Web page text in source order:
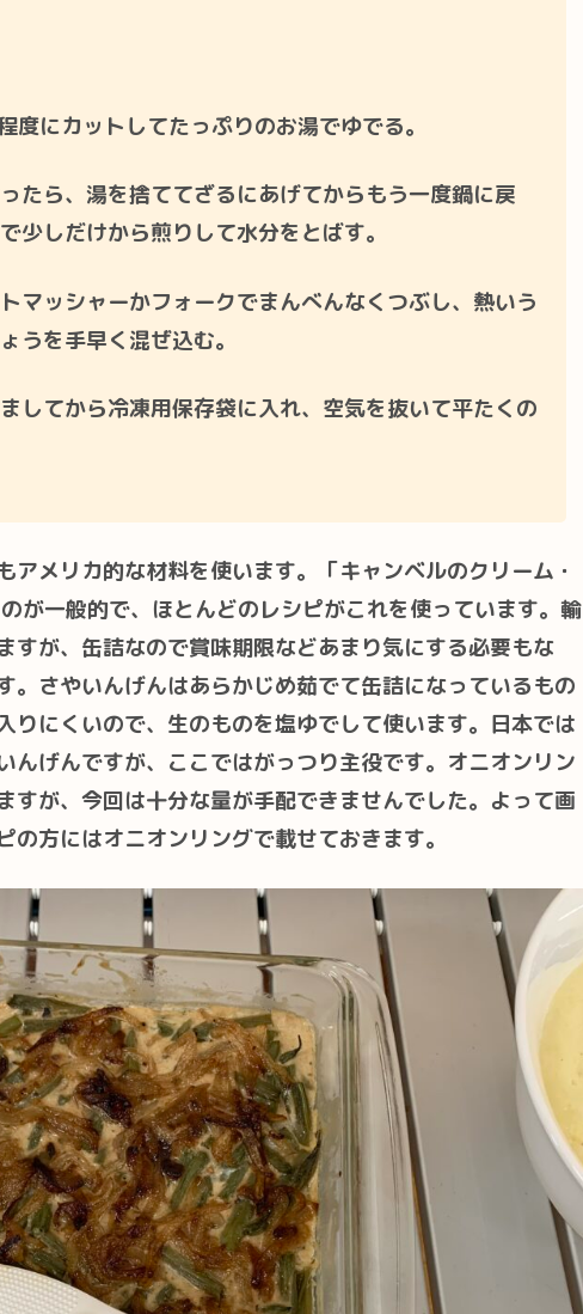
にカットしてたっぷりのお湯でゆでる。
ら、湯を捨ててざるにあげてからもう一度鍋に戻
少しだけから煎りして水分をとばす。
ッシャーかフォークでまんべんなくつぶし、熱いう
うを手早く混ぜ込む。
てから冷凍用保存袋に入れ、空気を抜いて平たくの
メリカ的な材料を使います。「キャンベルのクリーム・
が一般的で、ほとんどのレシピがこれを使っています。輸
すが、缶詰なので賞味期限などあまり気にする必要もな
。さやいんげんはあらかじめ茹でて缶詰になっているもの
りにくいので、生のものを塩ゆでして使います。日本では
んげんですが、ここではがっつり主役です。オニオンリン
すが、今回は十分な量が手配できませんでした。よって画
方にはオニオンリングで載せておきます。